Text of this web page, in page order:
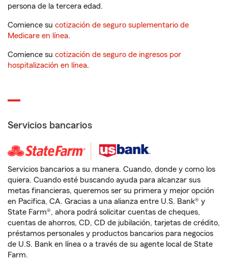
persona de la tercera edad.
Comience su cotización de seguro suplementario de
Medicare en línea.
Comience su cotización de seguro de ingresos por
hospitalización en línea.
Servicios bancarios
Servicios bancarios a su manera. Cuando, donde y como los
quiera. Cuando esté buscando ayuda para alcanzar sus
metas financieras, queremos ser su primera y mejor opción
en Pacifica, CA. Gracias a una alianza entre U.S. Bank® y
State Farm®, ahora podrá solicitar cuentas de cheques,
cuentas de ahorros, CD, CD de jubilación, tarjetas de crédito,
préstamos personales y productos bancarios para negocios
de U.S. Bank en línea o a través de su agente local de State
Farm.